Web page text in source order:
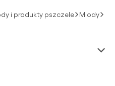
i produkty pszczele
Miody